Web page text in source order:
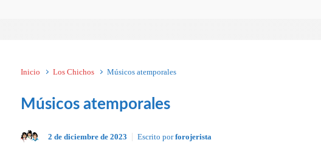
Inicio Los Chichos Músicos atemporales
Músicos atemporales
2 de diciembre de 2023 Escrito porforojerista